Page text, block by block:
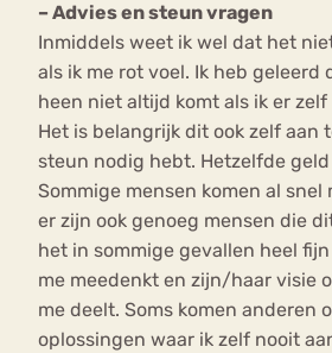
– Advies en steun vragen
Inmiddels weet ik wel dat het
als ik me rot voel. Ik heb geleerd
heen niet altijd komt als ik er
Het is belangrijk dit ook zelf aan
steun nodig hebt. Hetzelfde
Sommige mensen komen al snel
er zijn ook genoeg mensen die
het in sommige gevallen heel
me meedenkt en zijn/haar visie
me deelt. Soms komen anderen
oplossingen waar ik zelf nooit